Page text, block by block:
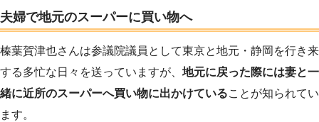
夫婦で地元のスーパーに買い物へ
榛葉賀津也さんは参議院議員として東京と地元・静岡を行き来
する多忙な日々を送っていますが、 地元に戻った際には妻と一
緒に近所のスーパーへ買い物に出かけていることが知られてい
ます。